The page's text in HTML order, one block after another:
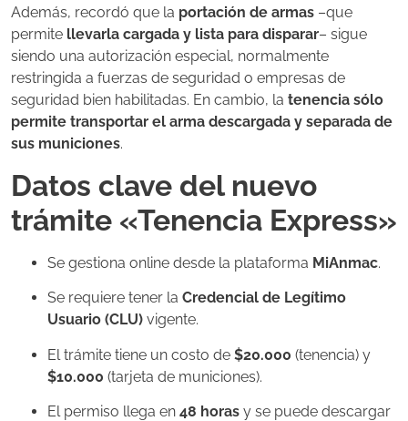
Además, recordó que la portación de armas –que
permite llevarla cargada y lista para disparar– sigue
siendo una autorización especial, normalmente
restringida a fuerzas de seguridad o empresas de
seguridad bien habilitadas. En cambio, la tenencia sólo
permite transportar el arma descargada y separada de
sus municiones.
Datos clave del nuevo
trámite «Tenencia Express»
Se gestiona online desde la plataforma MiAnmac.
Se requiere tener la Credencial de Legítimo
Usuario (CLU) vigente.
El trámite tiene un costo de $20.000 (tenencia) y
$10.000 (tarjeta de municiones).
El permiso llega en 48 horas y se puede descargar